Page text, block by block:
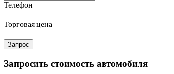
Телефон
Торговая цена
Запрос
Запросить стоимость автомобиля